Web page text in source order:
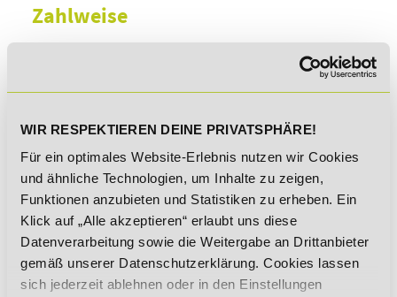
WIR RESPEKTIEREN DEINE PRIVATSPHÄRE!
Für ein optimales Website-Erlebnis nutzen wir Cookies
und ähnliche Technologien, um Inhalte zu zeigen,
Funktionen anzubieten und Statistiken zu erheben. Ein
Klick auf „Alle akzeptieren“ erlaubt uns diese
Datenverarbeitung sowie die Weitergabe an Drittanbieter
gemäß unserer Datenschutzerklärung. Cookies lassen
sich jederzeit ablehnen oder in den Einstellungen
Zahlweise
Ablauf der 2-wöchigen
fällig, anschließend erfolgt die Ratenzahlung
monatlich.
LASTSCHRIFT
ÜBERWEISUNG
Bankdaten